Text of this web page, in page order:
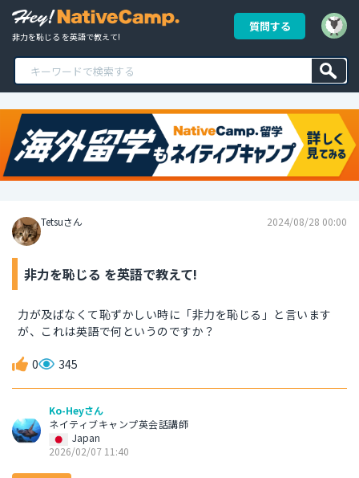
非力を恥じる を英語で教えて!
質問する
Tetsuさん 2024/08/28 00:00
非力を恥じる を英語で教えて!
力が及ばなくて恥ずかしい時に「非力を恥じる」と言います
が、これは英語で何というのですか？
0 345
Ko-Heyさん
ネイティブキャンプ英会話講師
Japan
2026/02/07 11:40